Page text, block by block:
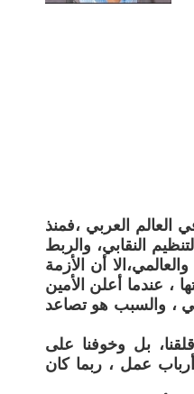
العالم العربي ،فمنذ
على التنظيم النقابي، والربط
أن الأزمة
، عندما أعلن الأمين
، والسبب هو تصاعد
بل وخوفنا على
عمل ، ربما كان